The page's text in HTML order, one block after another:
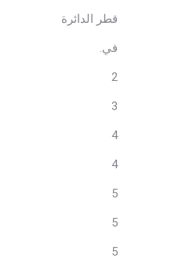
قطر الدائرة
في.
2
3
4
4
5
5
5